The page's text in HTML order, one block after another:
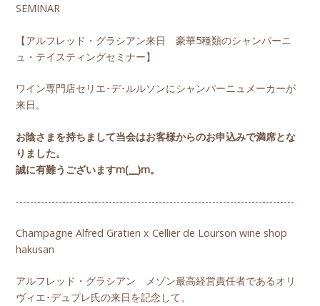
SEMINAR
【アルフレッド・グラシアン来日 豪華5種類のシャンパーニ
ュ・テイスティングセミナー】
ワイン専門店セリエ･デ･ルルソンにシャンパーニュメーカーが
来日。
お陰さまを持ちまして当会はお客様からのお申込みで満席とな
りました。
誠に有難うございますm(__)m。
------------------------------------------------------------------------------
Champagne Alfred Gratien x Cellier de Lourson wine shop
hakusan
アルフレッド・グラシアン メゾン最高経営責任者であるオリ
ヴィエ･デュプレ氏の来日を記念して、